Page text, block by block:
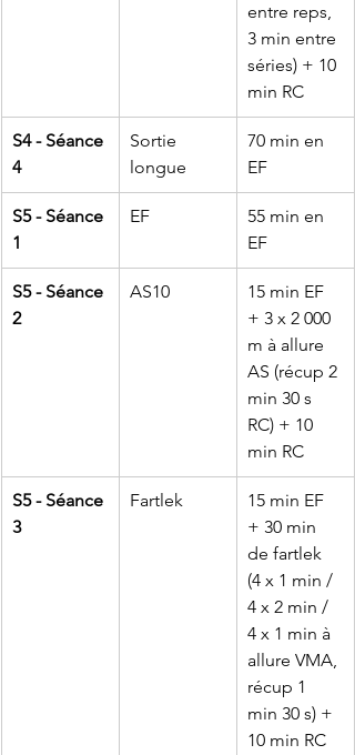
entre reps,
3 min entre
séries) + 10
min RC
S4 - Séance
4
Sortie
longue
70 min en
EF
S5 - Séance
1
EF
55 min en
EF
S5 - Séance
2
AS10
15 min EF
+ 3 x 2 000
m à allure
AS (récup 2
min 30 s
RC) + 10
min RC
S5 - Séance
3
Fartlek
15 min EF
+ 30 min
de fartlek
(4 x 1 min /
4 x 2 min /
4 x 1 min à
allure VMA,
récup 1
min 30 s) +
10 min RC